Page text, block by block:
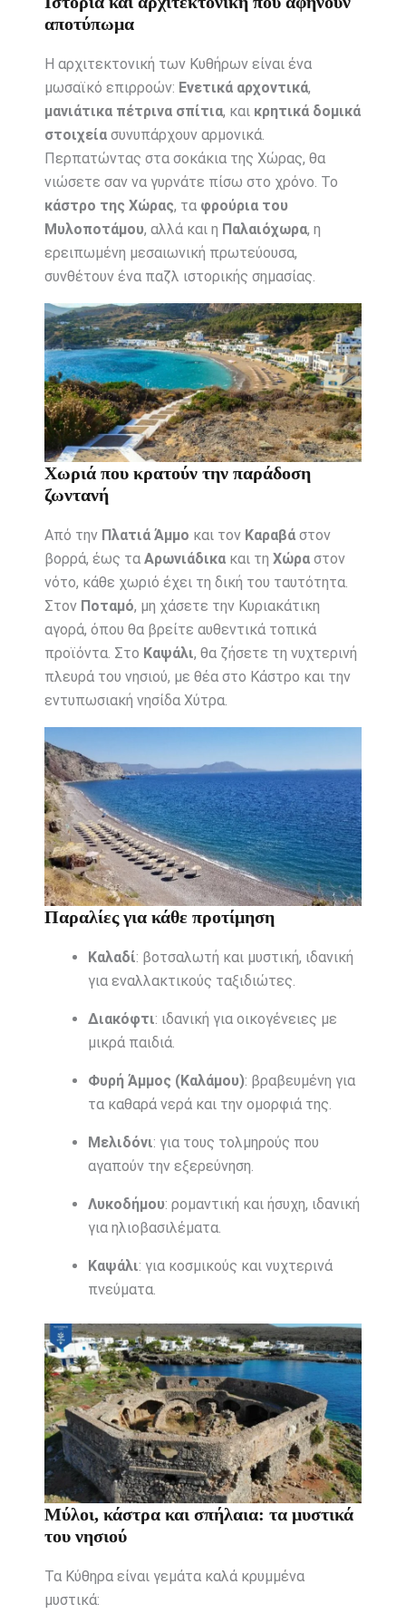
αποτύπωμα
Η αρχιτεκτονική των Κυθήρων είναι ένα
μωσαϊκό επιρροών: Ενετικά αρχοντικά,
μανιάτικα πέτρινα σπίτια, και κρητικά δομικά
στοιχείασυνυπάρχουν αρμονικά.
Περπατώντας στα σοκάκια της Χώρας, θα
νιώσετε σαν να γυρνάτε πίσω στο χρόνο. Το
κάστρο της Χώρας, τα φρούρια του
Μυλοποτάμου, αλλά και η Παλαιόχωρα, η
ερειπωμένη μεσαιωνική πρωτεύουσα,
συνθέτουν ένα παζλ ιστορικής σημασίας.
Χωριά που κρατούν την παράδοση
ζωντανή
Από την Πλατιά Άμμο και τον Καραβάστον
βορρά, έως τα Αρωνιάδικακαι τη Χώραστον
νότο, κάθε χωριό έχει τη δική του ταυτότητα.
Στον Ποταμό, μη χάσετε την Κυριακάτικη
αγορά, όπου θα βρείτε αυθεντικά τοπικά
προϊόντα. Στο Καψάλι, θα ζήσετε τη νυχτερινή
πλευρά του νησιού, με θέα στο Κάστρο και την
εντυπωσιακή νησίδα Χύτρα.
Παραλίες για κάθε προτίμηση
Καλαδί: βοτσαλωτή και μυστική, ιδανική
για εναλλακτικούς ταξιδιώτες.
Διακόφτι: ιδανική για οικογένειες με
μικρά παιδιά.
Φυρή Άμμος (Καλάμου): βραβευμένη για
τα καθαρά νερά και την ομορφιά της.
Μελιδόνι: για τους τολμηρούς που
αγαπούν την εξερεύνηση.
Λυκοδήμου: ρομαντική και ήσυχη, ιδανική
για ηλιοβασιλέματα.
Καψάλι: για κοσμικούς και νυχτερινά
πνεύματα.
Μύλοι, κάστρα και σπήλαια: τα μυστικά
του νησιού
Τα Κύθηρα είναι γεμάτα καλά κρυμμένα
μυστικά: